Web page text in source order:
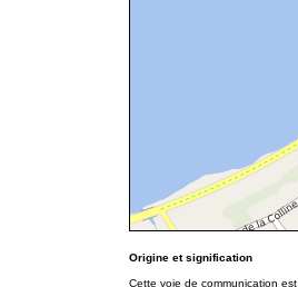
Origine et signification
Cette voie de communication